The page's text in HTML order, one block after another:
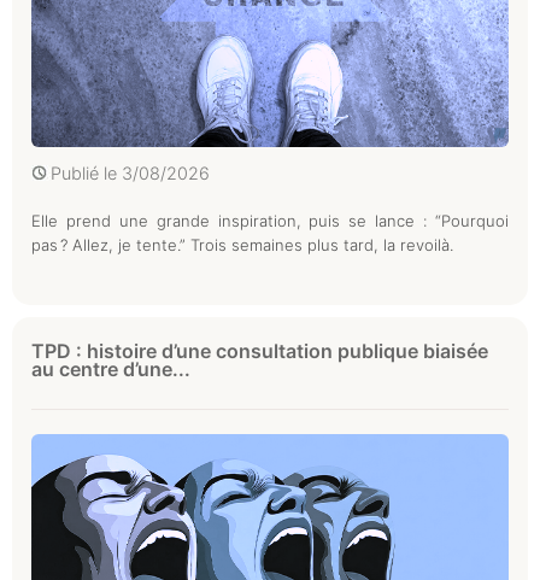
Publié le 3/08/2026
Elle prend une grande inspiration, puis se lance : “Pourquoi
pas ? Allez, je tente.” Trois semaines plus tard, la revoilà.
TPD : histoire d’une consultation publique biaisée
au centre d’une...